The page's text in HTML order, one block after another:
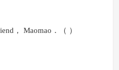
， Maomao．（ ）